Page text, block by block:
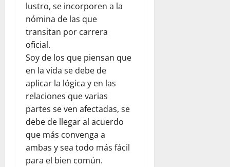
lustro, se incorporen a la
nómina de las que
transitan por carrera
oficial.
Soy de los que piensan que
en la vida se debe de
aplicar la lógica y en las
relaciones que varias
partes se ven afectadas, se
debe de llegar al acuerdo
que más convenga a
ambas y sea todo más fácil
para el bien común.